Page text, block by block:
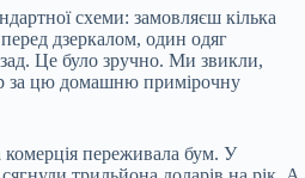
схеми: замовляєш кілька
дзеркалом, один одяг
Це було зручно. Ми звикли,
за цю домашню примірочну
комерція переживала бум. У